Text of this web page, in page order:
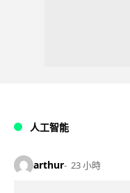
人工智能
arthur 23 小時